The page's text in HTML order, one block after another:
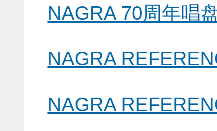
NAGRA 70周年唱
NAGRA
NAGRA